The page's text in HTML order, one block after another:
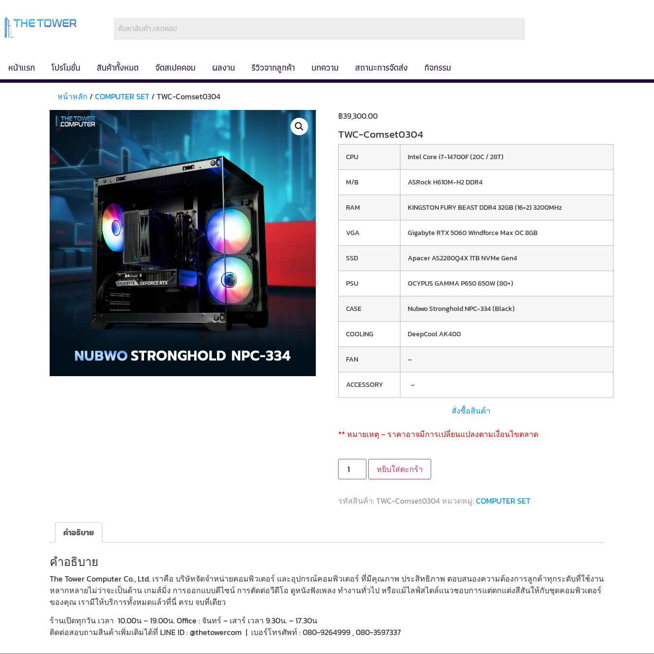
หน้าแรก โปรโมชั่น สินค้าทั้งหมด จัดสเปคคอม ผลงาน รีวิวจากลูกค้า บทความ สถานะการจัดส่ง กิจกรรม
หน้าหลัก / COMPUTER SET/ TWC-Comset0304
฿39,300.00
TWC-Comset0304
CPU Intel Core i7-14700F (20C / 28T)
M/B ASRock H610M-H2 DDR4
RAM KINGSTON FURY BEAST DDR4 32GB (16×2) 3200MHz
VGA Gigabyte RTX 5060 Windforce Max OC 8GB
SSD Apacer AS2280Q4X 1TB NVMe Gen4
PSU OCYPUS GAMMA P650 650W (80+)
CASE Nubwo Stronghold NPC-334 (Black)
COOLING DeepCool AK400
FAN –
ACCESSORY –
สั่งซื้อสินค้า
** หมายเหตุ – ราคาอาจมีการเปลี่ยนแปลงตามเงื่อนไขตลาด
หยิบใส่ตะกร้า
รหัสสินค้า: TWC-Comset0304 หมวดหมู่: COMPUTER SET
คำอธิบาย
คำอธิบาย
The Tower Computer Co., Ltd. เราคือ บริษัทจัดจำหน่ายคอมพิวเตอร์ และอุปกรณ์คอมพิวเตอร์ ที่มีคุณภาพ ประสิทธิภาพ ตอบสนองความต้องการลูกค้าทุกระดับที่ใช้งาน
หลากหลายไม่ว่าจะเป็นด้าน เกมส์มิ่ง การออกแบบดีไซน์ การตัดต่อวีดีโอ ดูหนังฟังเพลง ทำงานทั่วไป หรือแม้ไลฟ์สไตล์แนวชอบการแต่ตกแต่งสีสันให้กับชุดคอมพิวเตอร์
ของคุณ เรามีให้บริการทั้งหมดแล้วที่นี่ ครบ จบที่เดียว
ร้านเปิดทุกวัน เวลา 10.00น – 19.00น. Office : จันทร์ – เสาร์ เวลา 9.30น. – 17.30น
ติดต่อสอบถามสินค้าเพิ่มเติมได้ที่ LINE ID : @thetowercom | เบอร์โทรศัพท์ : 080-9264999 , 080-3597337